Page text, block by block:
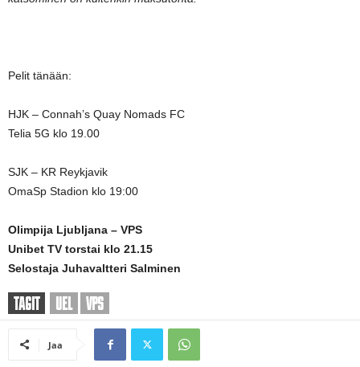
Pelit tänään:
HJK – Connah’s Quay Nomads FC
Telia 5G klo 19.00
SJK – KR Reykjavik
OmaSp Stadion klo 19:00
Olimpija Ljubljana – VPS
Unibet TV torstai klo 21.15
Selostaja Juhavaltteri Salminen
TAGIT UEL VPS
Jaa